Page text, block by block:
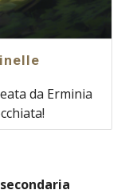
da Erminia
secondaria